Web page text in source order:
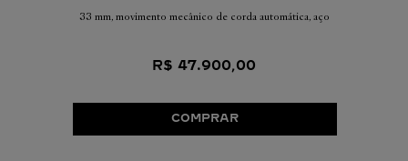
33 mm, movimento mecânico de corda automática, aço
R$ 47.900,00
COMPRAR